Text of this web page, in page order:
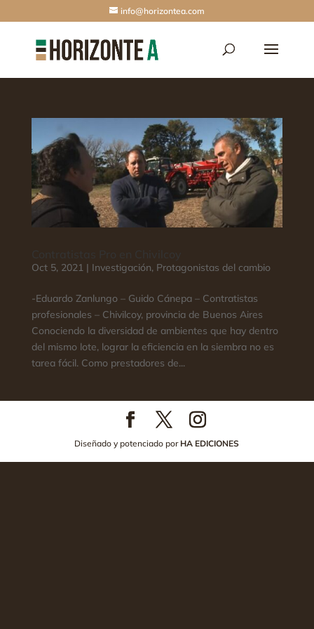
info@horizontea.com
Oct 5, 2021| Investigación, Protagonistas del cambio
-Eduardo Zanlungo – Guido Cánepa – Contratistas
profesionales – Chivilcoy, provincia de Buenos Aires
Conociendo la diversidad de ambientes que hay dentro
del mismo lote, lograr la eficiencia en la siembra no es
tarea fácil. Como prestadores de...
Diseñado y potenciado por HA EDICIONES